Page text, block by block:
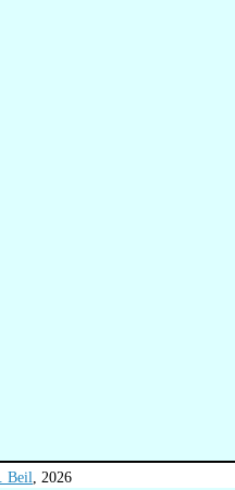
Beil, 2026